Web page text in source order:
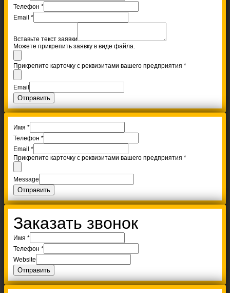
Телефон *
Email *
Вставьте текст заявки
Можете прикрепить заявку в виде файла.
Прикрепите карточку с реквизитами вашего предприятия *
Email
Отправить
Имя *
Телефон *
Email *
Прикрепите карточку с реквизитами вашего предприятия *
Message
Отправить
Заказать звонок
Имя *
Телефон *
Website
Отправить